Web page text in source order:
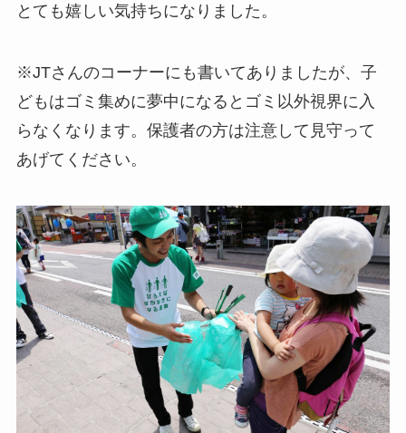
とても嬉しい気持ちになりました。
※JTさんのコーナーにも書いてありましたが、子
どもはゴミ集めに夢中になるとゴミ以外視界に入
らなくなります。保護者の方は注意して見守って
あげてください。